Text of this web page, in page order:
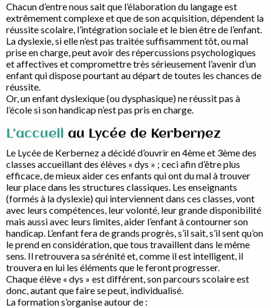
Chacun d’entre nous sait que l’élaboration du langage est
extrêmement complexe et que de son acquisition, dépendent la
réussite scolaire, l’intégration sociale et le bien être de l’enfant.
La dyslexie, si elle n’est pas traitée suffisamment tôt, ou mal
prise en charge, peut avoir des répercussions psychologiques
et affectives et compromettre très sérieusement l’avenir d’un
enfant qui dispose pourtant au départ de toutes les chances de
réussite.
Or, un enfant dyslexique (ou dysphasique) ne réussit pas à
l’école si son handicap n’est pas pris en charge.
L’accueil au Lycée de Kerbernez
Le Lycée de Kerbernez a décidé d’ouvrir en 4ème et 3ème des
classes accueillant des élèves « dys » ; ceci afin d’être plus
efficace, de mieux aider ces enfants qui ont du mal à trouver
leur place dans les structures classiques. Les enseignants
(formés à la dyslexie) qui interviennent dans ces classes, vont
avec leurs compétences, leur volonté, leur grande disponibilité
mais aussi avec leurs limites, aider l’enfant à contourner son
handicap. L’enfant fera de grands progrès, s’il sait, s’il sent qu’on
le prend en considération, que tous travaillent dans le même
sens. Il retrouvera sa sérénité et, comme il est intelligent, il
trouvera en lui les éléments que le feront progresser.
Chaque élève « dys » est différent, son parcours scolaire est
donc, autant que faire se peut, individualisé.
La formation s’organise autour de :